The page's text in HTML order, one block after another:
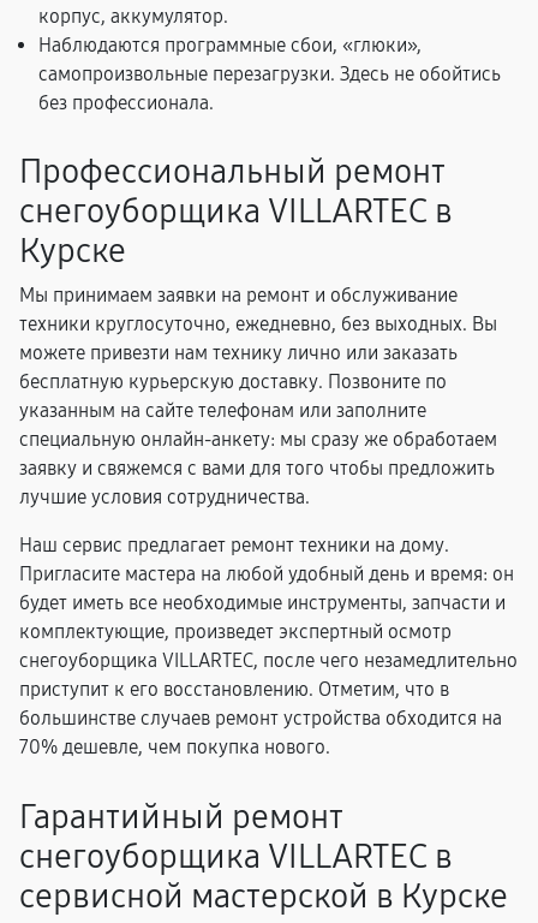
корпус, аккумулятор.
Наблюдаются программные сбои, «глюки»,
самопроизвольные перезагрузки. Здесь не обойтись
без профессионала.
Профессиональный ремонт
снегоуборщика VILLARTEC в
Курске
Мы принимаем заявки на ремонт и обслуживание
техники круглосуточно, ежедневно, без выходных. Вы
можете привезти нам технику лично или заказать
бесплатную курьерскую доставку. Позвоните по
указанным на сайте телефонам или заполните
специальную онлайн-анкету: мы сразу же обработаем
заявку и свяжемся с вами для того чтобы предложить
лучшие условия сотрудничества.
Наш сервис предлагает ремонт техники на дому.
Пригласите мастера на любой удобный день и время: он
будет иметь все необходимые инструменты, запчасти и
комплектующие, произведет экспертный осмотр
снегоуборщика VILLARTEC, после чего незамедлительно
приступит к его восстановлению. Отметим, что в
большинстве случаев ремонт устройства обходится на
70% дешевле, чем покупка нового.
Гарантийный ремонт
снегоуборщика VILLARTEC в
сервисной мастерской в Курске